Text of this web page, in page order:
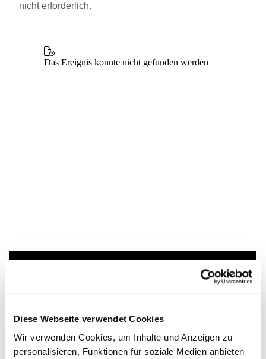
Diese Webseite verwendet Cookies
Wir verwenden Cookies, um Inhalte und Anzeigen zu
personalisieren, Funktionen für soziale Medien anbieten
nicht erforderlich.
Dies könnte Sie auch